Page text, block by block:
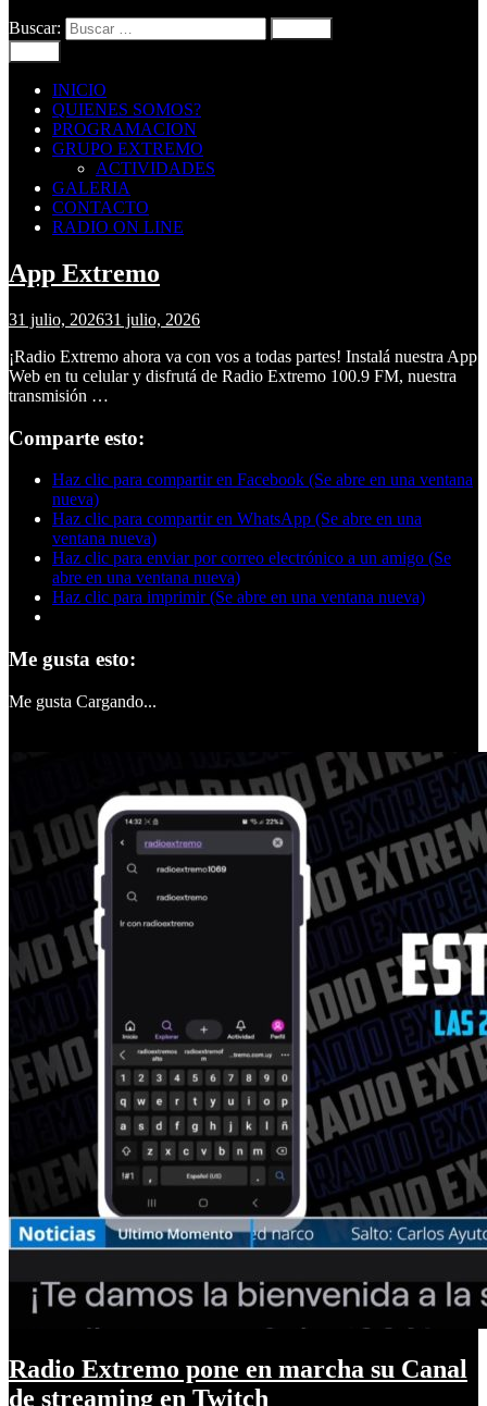
Buscar:
INICIO
QUIENES SOMOS?
PROGRAMACION
GRUPO EXTREMO
ACTIVIDADES
GALERIA
CONTACTO
RADIO ON LINE
App Extremo
31 julio, 202631 julio, 2026
¡Radio Extremo ahora va con vos a todas partes! Instalá nuestra App
Web en tu celular y disfrutá de Radio Extremo 100.9 FM, nuestra
transmisión …
Comparte esto:
Haz clic para compartir en Facebook (Se abre en una ventana
nueva)
Haz clic para compartir en WhatsApp (Se abre en una
ventana nueva)
Haz clic para enviar por correo electrónico a un amigo (Se
abre en una ventana nueva)
Haz clic para imprimir (Se abre en una ventana nueva)
Me gusta esto:
Me gusta Cargando...
Radio Extremo pone en marcha su Canal
de streaming en Twitch